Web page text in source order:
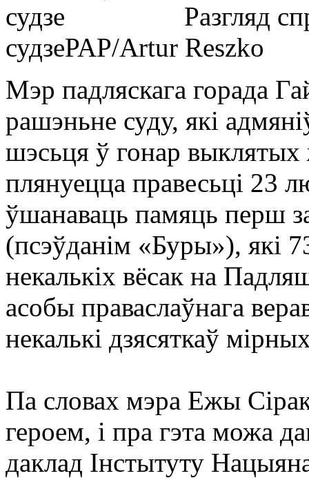
Разгляд
судзеPAP/Artur Reszko
Мэр падляскага горада
рашэньне суду, які
шэсьця ў гонар
плянуецца правесьці 23
ўшанаваць памяць перш
(псэўданім «Буры»), які
некалькіх вёсак на
асобы праваслаўнага
некалькі дзясяткаў
Па словах мэра Ежы
героем, і пра гэта можа
даклад Інстытуту